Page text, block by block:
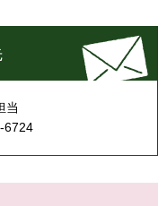
当
6724